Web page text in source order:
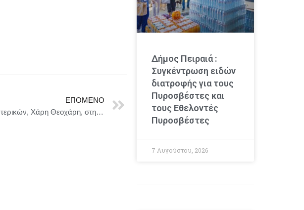
ΕΠΌΜΕΝΟ
Επίσκεψη Υφυπουργού Εξωτερικών, Χάρη Θεοχάρη, στη Βοσνία και Ερζεγοβίνη
Δήμος Πειραιά :
Συγκέντρωση ειδών
διατροφής για τους
Πυροσβέστες και
τους Εθελοντές
Πυροσβέστες
7 Αυγούστου, 2026